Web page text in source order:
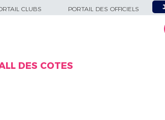
CLUBS PORTAIL DES OFFICIELS
DES COTES